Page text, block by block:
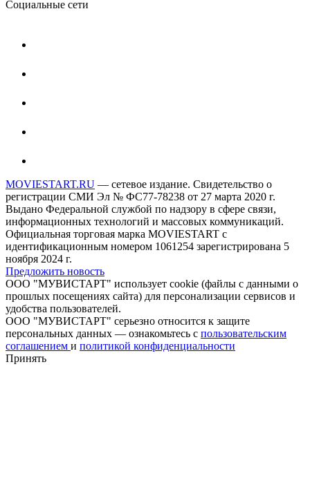
Социальные сети
MOVIESTART.RU — сетевое издание. Свидетельство о
регистрации СМИ Эл № ФС77-78238 от 27 марта 2020 г.
Выдано Федеральной службой по надзору в сфере связи,
информационных технологий и массовых коммуникаций.
Официальная торговая марка MOVIESTART с
идентификационным номером 1061254 зарегистрирована 5
ноября 2024 г.
Предложить новость
ООО "МУВИСТАРТ" использует cookie (файлы с данными о
прошлых посещениях сайта) для персонализации сервисов и
удобства пользователей.
ООО "МУВИСТАРТ" серьезно относится к защите
персональных данных — ознакомьтесь с пользовательским
соглашением и политикой конфиденциальности
Принять